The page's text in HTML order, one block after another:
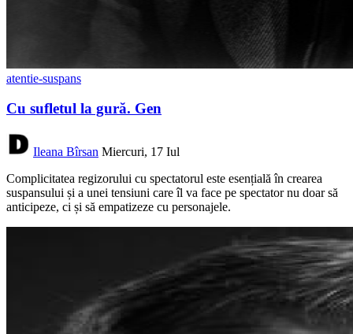
atentie-suspans
Cu sufletul la gură. Gen
Ileana Bîrsan Miercuri, 17 Iul
Complicitatea regizorului cu spectatorul este esențială în crearea
suspansului și a unei tensiuni care îl va face pe spectator nu doar să
anticipeze, ci și să empatizeze cu personajele.